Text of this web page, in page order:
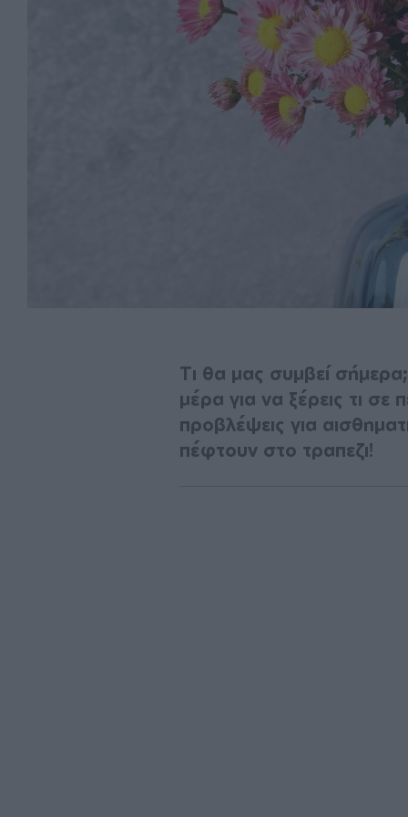
Τι θα μας συμβεί
μέρα για να ξέρεις τι σε
προβλέψεις για
πέφτουν στο τραπεζι!